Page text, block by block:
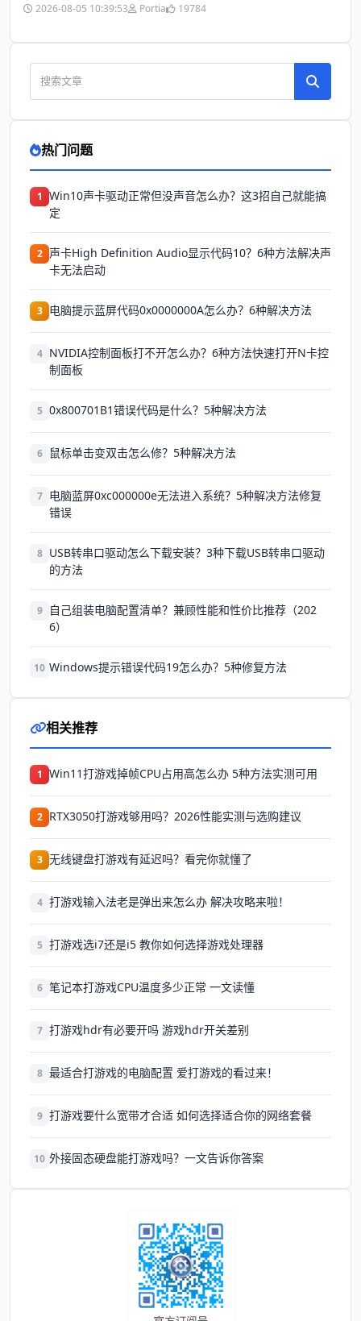
2026-08-05 10:39:53 Portia 19784
热门问题
1 Win10声卡驱动正常但没声音怎么办？这3招自己就能搞
定
2 声卡High Definition Audio显示代码10？6种方法解决声
卡无法启动
3 电脑提示蓝屏代码0x0000000A怎么办？6种解决方法
4 NVIDIA控制面板打不开怎么办？6种方法快速打开N卡控
制面板
5 0x800701B1错误代码是什么？5种解决方法
6 鼠标单击变双击怎么修？5种解决方法
7 电脑蓝屏0xc000000e无法进入系统？5种解决方法修复
错误
8 USB转串口驱动怎么下载安装？3种下载USB转串口驱动
的方法
9
自己组装电脑配置清单？兼顾性能和性价比推荐（202
6）
10 Windows提示错误代码19怎么办？5种修复方法
相关推荐
1 Win11打游戏掉帧CPU占用高怎么办 5种方法实测可用
2 RTX3050打游戏够用吗？2026性能实测与选购建议
3 无线键盘打游戏有延迟吗？看完你就懂了
4 打游戏输入法老是弹出来怎么办 解决攻略来啦！
5 打游戏选i7还是i5 教你如何选择游戏处理器
6 笔记本打游戏CPU温度多少正常 一文读懂
7 打游戏hdr有必要开吗 游戏hdr开关差别
8 最适合打游戏的电脑配置 爱打游戏的看过来！
9 打游戏要什么宽带才合适 如何选择适合你的网络套餐
10 外接固态硬盘能打游戏吗？一文告诉你答案